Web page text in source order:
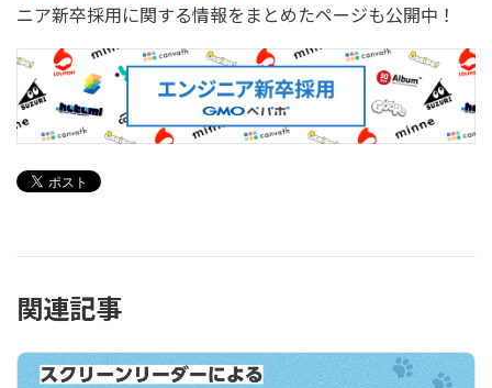
ニア新卒採用に関する情報をまとめたページも公開中！
関連記事